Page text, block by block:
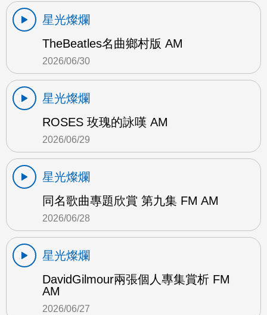
星光燦爛
TheBeatles名曲鄉村版 AM
2026/06/30
星光燦爛
ROSES 玫瑰的詠嘆 AM
2026/06/29
星光燦爛
同名歌曲專題欣賞 第九集 FM AM
2026/06/28
星光燦爛
DavidGilmour兩張個人專集賞析 FM
AM
2026/06/27